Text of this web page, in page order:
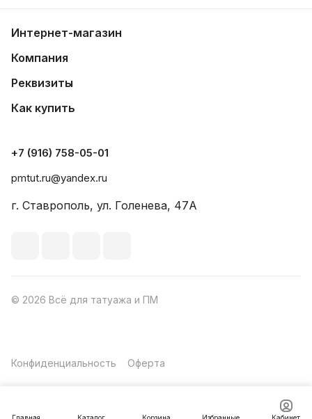
Интернет-магазин
Компания
Реквизиты
Как купить
+7 (916) 758-05-01
pmtut.ru@yandex.ru
г. Ставрополь, ул. Голенева, 47А
© 2026 Всё для татуажа и ПМ
Конфиденциальность Оферта